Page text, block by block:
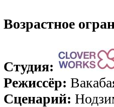
Возрастное
Студия:
Режиссёр:
Сценарий: